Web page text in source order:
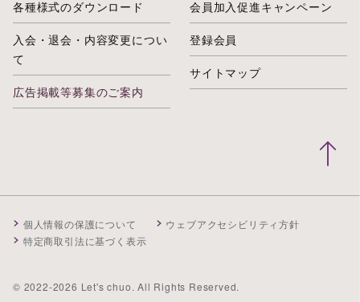
各種様式のダウンロード
入会・退会・内容変更につい
て
広告掲載等募集のご案内
会員加入促進キャンペーン
登録会員
サイトマップ
個人情報の保護について
ウェブアクセシビリティ方針
特定商取引法に基づく表示
© 2022-2026 Let's chuo. All Rights Reserved.